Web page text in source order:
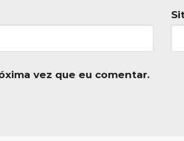
vez que eu comentar.